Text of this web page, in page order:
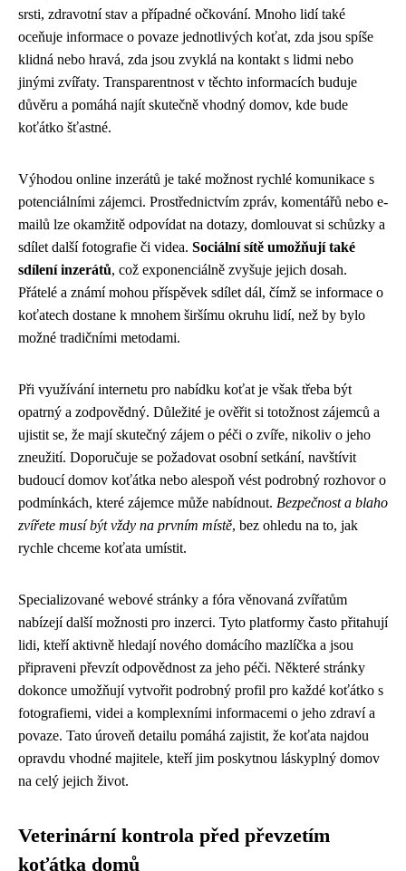
srsti, zdravotní stav a případné očkování. Mnoho lidí také
oceňuje informace o povaze jednotlivých koťat, zda jsou spíše
klidná nebo hravá, zda jsou zvyklá na kontakt s lidmi nebo
jinými zvířaty. Transparentnost v těchto informacích buduje
důvěru a pomáhá najít skutečně vhodný domov, kde bude
koťátko šťastné.
Výhodou online inzerátů je také možnost rychlé komunikace s
potenciálními zájemci. Prostřednictvím zpráv, komentářů nebo e-
mailů lze okamžitě odpovídat na dotazy, domlouvat si schůzky a
sdílet další fotografie či videa. Sociální sítě umožňují také
sdílení inzerátů, což exponenciálně zvyšuje jejich dosah.
Přátelé a známí mohou příspěvek sdílet dál, čímž se informace o
koťatech dostane k mnohem širšímu okruhu lidí, než by bylo
možné tradičními metodami.
Při využívání internetu pro nabídku koťat je však třeba být
opatrný a zodpovědný. Důležité je ověřit si totožnost zájemců a
ujistit se, že mají skutečný zájem o péči o zvíře, nikoliv o jeho
zneužití. Doporučuje se požadovat osobní setkání, navštívit
budoucí domov koťátka nebo alespoň vést podrobný rozhovor o
podmínkách, které zájemce může nabídnout. Bezpečnost a blaho
zvířete musí být vždy na prvním místě, bez ohledu na to, jak
rychle chceme koťata umístit.
Specializované webové stránky a fóra věnovaná zvířatům
nabízejí další možnosti pro inzerci. Tyto platformy často přitahují
lidi, kteří aktivně hledají nového domácího mazlíčka a jsou
připraveni převzít odpovědnost za jeho péči. Některé stránky
dokonce umožňují vytvořit podrobný profil pro každé koťátko s
fotografiemi, videi a komplexními informacemi o jeho zdraví a
povaze. Tato úroveň detailu pomáhá zajistit, že koťata najdou
opravdu vhodné majitele, kteří jim poskytnou láskyplný domov
na celý jejich život.
Veterinární kontrola před převzetím
koťátka domů